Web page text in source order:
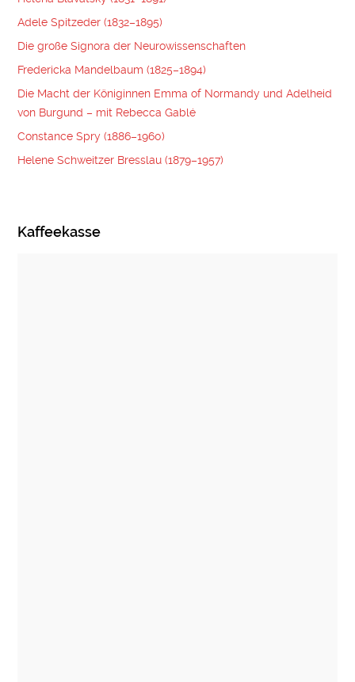
Adele Spitzeder (1832–1895)
Die große Signora der Neurowissenschaften
Fredericka Mandelbaum (1825–1894)
Die Macht der Königinnen Emma of Normandy und Adelheid
von Burgund – mit Rebecca Gablé
Constance Spry (1886–1960)
Helene Schweitzer Bresslau (1879–1957)
Kaffeekasse